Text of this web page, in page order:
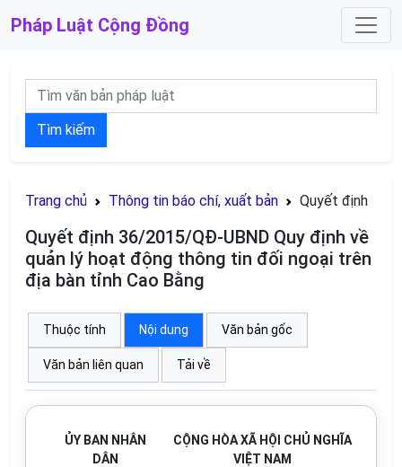
Pháp Luật Cộng Đồng
Tìm kiếm
Trang chủ Thông tin báo chí, xuất bản Quyết định
Quyết định 36/2015/QĐ-UBND Quy định về
quản lý hoạt động thông tin đối ngoại trên
địa bàn tỉnh Cao Bằng
Thuộc tính Nội dung Văn bản gốc
Văn bản liên quan Tải về
ỦY BAN NHÂN
DÂN
CỘNG HÒA XÃ HỘI CHỦ NGHĨA
VIỆT NAM